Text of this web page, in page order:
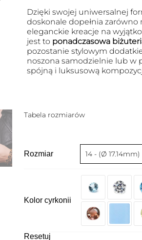
Dzięki swojej uniwersalnej
doskonale dopełnia
eleganckie kreacje na
jest to ponadczasowa
pozostanie stylowym
noszona samodzielnie lub w
spójną i luksusową
Tabela rozmiarów
Rozmiar
Kolor cyrkonii
Resetuj